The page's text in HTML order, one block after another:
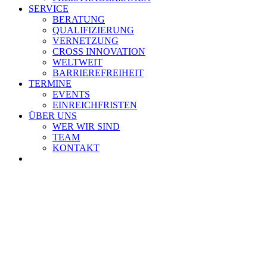
SERVICE
BERATUNG
QUALIFIZIERUNG
VERNETZUNG
CROSS INNOVATION
WELTWEIT
BARRIEREFREIHEIT
TERMINE
EVENTS
EINREICHFRISTEN
ÜBER UNS
WER WIR SIND
TEAM
KONTAKT